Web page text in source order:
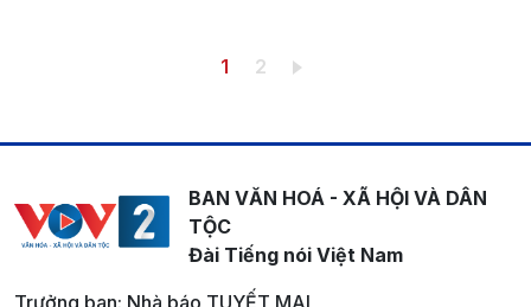
Trang hiện thời
1 Trang
2
BAN VĂN HOÁ - XÃ HỘI VÀ DÂN
TỘC
Đài Tiếng nói Việt Nam
Trưởng ban: Nhà báo TUYẾT MAI